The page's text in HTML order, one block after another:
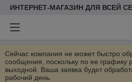
ИНТЕРНЕТ-МАГАЗИН ДЛЯ ВСЕЙ
Сейчас компания не может быстро
сообщения, поскольку по ее графику
выходной. Ваша заявка будет
рабочий день.